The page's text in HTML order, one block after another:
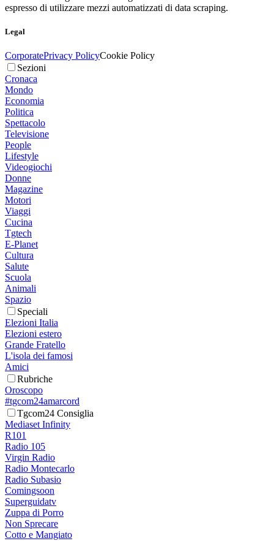
espresso di utilizzare mezzi automatizzati di data scraping.
Legal
CorporatePrivacy PolicyCookie Policy
Sezioni
Cronaca
Mondo
Economia
Politica
Spettacolo
Televisione
People
Lifestyle
Videogiochi
Donne
Magazine
Motori
Viaggi
Cucina
Tgtech
E-Planet
Cultura
Salute
Scuola
Animali
Spazio
Speciali
Elezioni Italia
Elezioni estero
Grande Fratello
L'isola dei famosi
Amici
Rubriche
Oroscopo
#tgcom24amarcord
Tgcom24 Consiglia
Mediaset Infinity
R101
Radio 105
Virgin Radio
Radio Montecarlo
Radio Subasio
Comingsoon
Superguidatv
Zuppa di Porro
Non Sprecare
Cotto e Mangiato